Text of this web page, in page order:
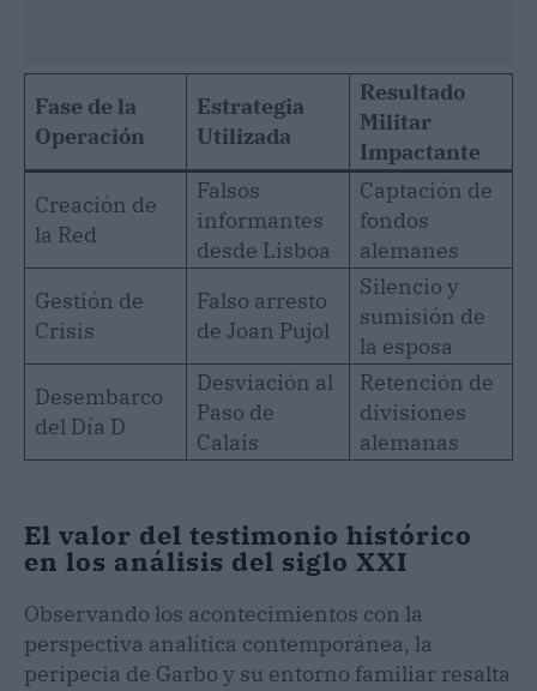
Fase de la
Operación
Estrategia
Utilizada
Resultado
Militar
Impactante
Creación de
la Red
Falsos
informantes
desde Lisboa
Captación de
fondos
alemanes
Gestión de
Crisis
Falso arresto
de Joan Pujol
Silencio y
sumisión de
la esposa
Desembarco
del Día D
Desviación al
Paso de
Calais
Retención de
divisiones
alemanas
El valor del testimonio histórico
en los análisis del siglo XXI
Observando los acontecimientos con la
perspectiva analítica contemporánea, la
peripecia de Garbo y su entorno familiar resalta